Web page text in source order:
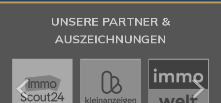
UNSERE PARTNER &
AUSZEICHNUNGEN